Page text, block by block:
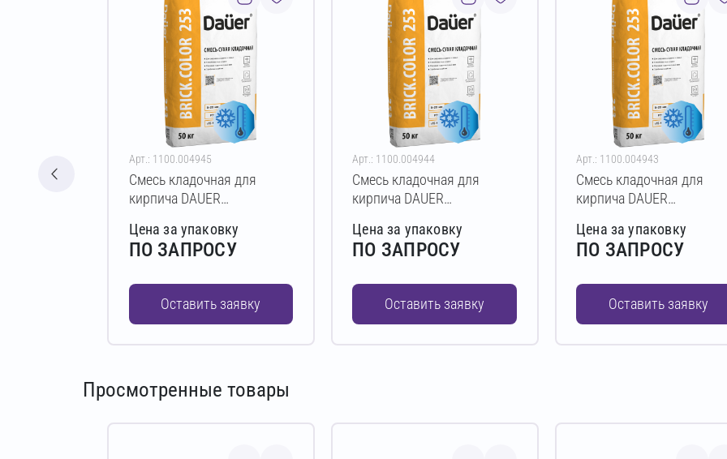
Арт.: 1100.004945
Смесь кладочная для
кирпича DAUER
50 кг (шоколадный)
Цена за упаковку
ПО ЗАПРОСУ
Оставить заявку
Арт.: 1100.004944
Смесь кладочная для
кирпича DAUER
50 кг (темно-коричневый)
Цена за упаковку
ПО ЗАПРОСУ
Оставить заявку
Арт.: 1100.004943
Смесь кладочная для
кирпича DAUER
50 кг (коричневый)
Цена за упаковку
ПО ЗАПРОСУ
Оставить заявку
Просмотренные товары